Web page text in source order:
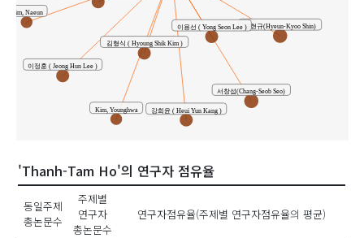
Kim, Naeun
Kim, Younghwa 강희윤 ( Heui Yun Kang )
김형식 ( Hyoung Shik Kim )
서창섭(Chang-Seob Seo)
신현규(Hyeun-Kyoo Shin)
이용선 ( Yong Seon Lee )
이정훈 ( Jeong Hun Lee )
'Thanh-Tam Ho'의 연구자 점유율
동일주제
총논문수
주제별
연구자
총논문수
연구자점유율(주제별 연구자점유율의 평균)